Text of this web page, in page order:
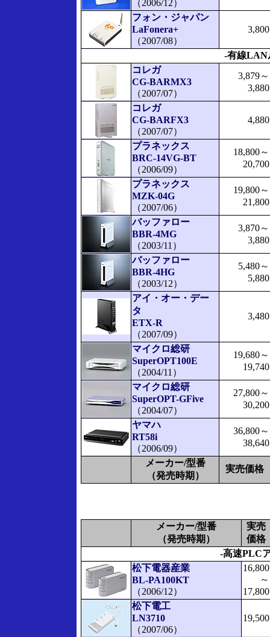
（2006/12）
フォン・ジャパン
LaFonera+
（2007/08）
3,800
-有線LAN
コレガ
CG-BARMX3
（2007/07）
3,879～
3,880
コレガ
CG-BARFX3
（2007/07）
4,880
プラネックス
BRC-14VG-BT
（2006/09）
18,800～
20,700
プラネックス
MZK-04G
（2007/06）
19,800～
21,800
バッファロー
BBR-4MG
（2003/11）
3,870～
3,880
バッファロー
BBR-4HG
（2003/12）
5,480～
5,880
アイ・オー・デー
タ
ETX-R
（2007/09）
3,480
マイクロ総研
SuperOPT100E
（2004/11）
19,680～
19,740
マイクロ総研
SuperOPT-GFive
（2004/07）
27,800～
30,200
ヤマハ
RT58i
（2006/09）
36,800～
38,640
メーカー/型番
（発売時期）
実売価格
メーカー/型番
（発売時期）
実売
価格
-高速PLC
松下電器産業
BL-PA100KT
（2006/12）
16,800
～
17,800
松下電工
LN3710
（2007/06）
19,500